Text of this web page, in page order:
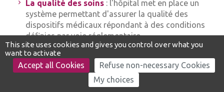
La qualité des soins : l'hôpital met en place un
système permettant d'assurer la qualité des
dispositifs médicaux répondant à des conditions
définies par voie réglementaire.
La sécurité
: l'hôpital participe à la mise en œuvre
du dispositif de vigilance destiné à garantir la
sécurité sanitaire.
This site uses cookies and gives you control over what you
want to activate
Accept all Cookies
Refuse non-necessary Cookies
My choices